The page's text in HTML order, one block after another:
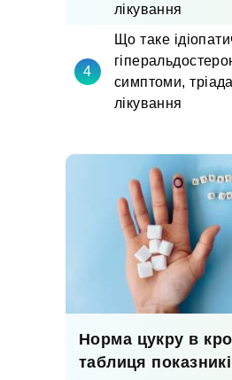
лікування
Що таке
симптоми,
лікування
Норма цукру в
таблиця